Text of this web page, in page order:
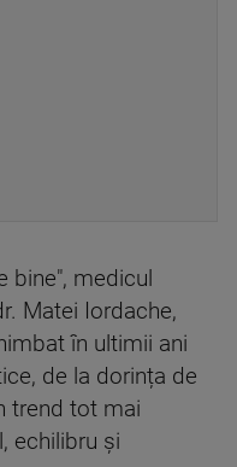
bine", medicul
Matei Iordache,
în ultimii ani
de la dorința de
trend tot mai
echilibru și